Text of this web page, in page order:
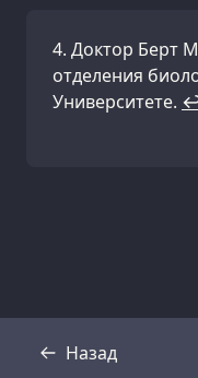
Доктор Берт
отделения
Университете.
Назад
Стенограмма